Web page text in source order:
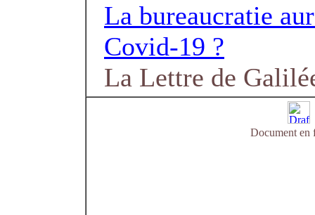
La bureaucratie
Covid-19 ?
La Lettre de
Document en